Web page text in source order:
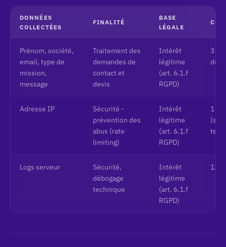
DONNÉES
COLLECTÉES
FINALITÉ
BASE
LÉGALE
Prénom, société,
email, type de
mission,
message
Traitement des
demandes de
contact et
devis
Intérêt
légitime
(art. 6.1.f
RGPD)
3
Adresse IP
Sécurité -
prévention des
abus (rate
limiting)
Intérêt
légitime
(art. 6.1.f
RGPD)
1
Logs serveur
Sécurité,
débogage
technique
Intérêt
légitime
(art. 6.1.f
RGPD)
12